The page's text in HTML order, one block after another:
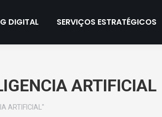
DIGITAL SERVIÇOS ESTRATÉGICOS
ARTIFICIAL
ARTIFICIAL"